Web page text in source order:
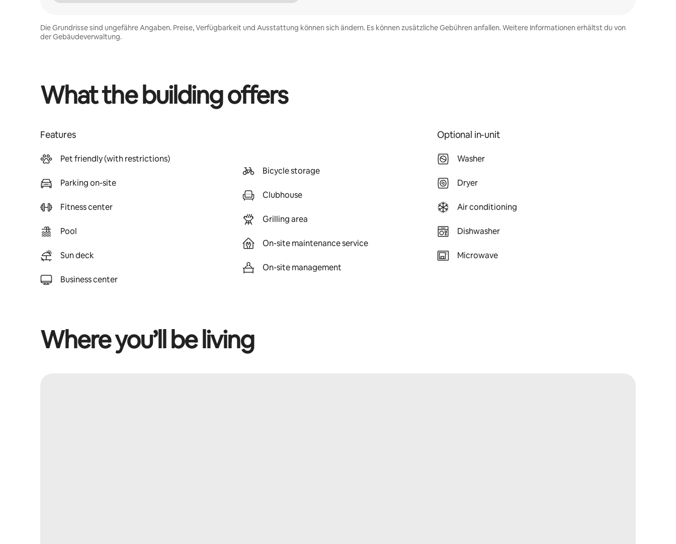
Die Grundrisse sind ungefähre Angaben. Preise, Verfügbarkeit und Ausstattung können sich ändern. Es können zusätzliche Gebühren anfallen. Weitere Informationen erhältst du von
der Gebäudeverwaltung.
What the building offers
Features
Pet friendly (with restrictions)
Parking on-site
Fitness center
Pool
Sun deck
Business center
Bicycle storage
Clubhouse
Grilling area
On-site maintenance service
On-site management
Optional in-unit
Washer
Dryer
Air conditioning
Dishwasher
Microwave
Where you’ll be living